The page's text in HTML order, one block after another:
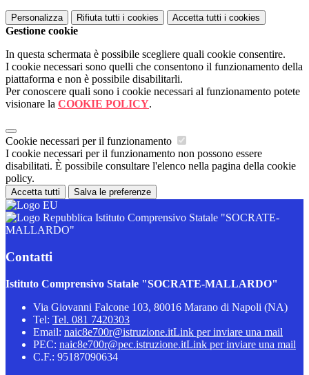
Personalizza Rifiuta tutti i cookies Accetta tutti i cookies
Gestione cookie
In questa schermata è possibile scegliere quali cookie consentire.
I cookie necessari sono quelli che consentono il funzionamento della
piattaforma e non è possibile disabilitarli.
Per conoscere quali sono i cookie necessari al funzionamento potete
visionare la COOKIE POLICY.
Cookie necessari per il funzionamento
I cookie necessari per il funzionamento non possono essere
disabilitati. È possibile consultare l'elenco nella pagina della cookie
policy.
Accetta tutti Salva le preferenze
Istituto Comprensivo Statale "SOCRATE-
MALLARDO"
Contatti
Istituto Comprensivo Statale "SOCRATE-MALLARDO"
Via Giovanni Falcone 103, 80016 Marano di Napoli (NA)
Tel: Tel. 081 7420303
Email: naic8e700r@istruzione.itLink per inviare una mail
PEC: naic8e700r@pec.istruzione.itLink per inviare una mail
C.F.: 95187090634